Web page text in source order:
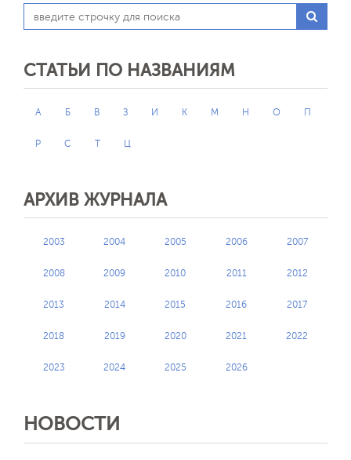
СТАТЬИ ПО НАЗВАНИЯМ
А Б В З И К М Н О П
Р С Т Ц
АРХИВ ЖУРНАЛА
2003 2004 2005 2006 2007
2008 2009 2010 2011 2012
2013 2014 2015 2016 2017
2018 2019 2020 2021 2022
2023 2024 2025 2026
НОВОСТИ